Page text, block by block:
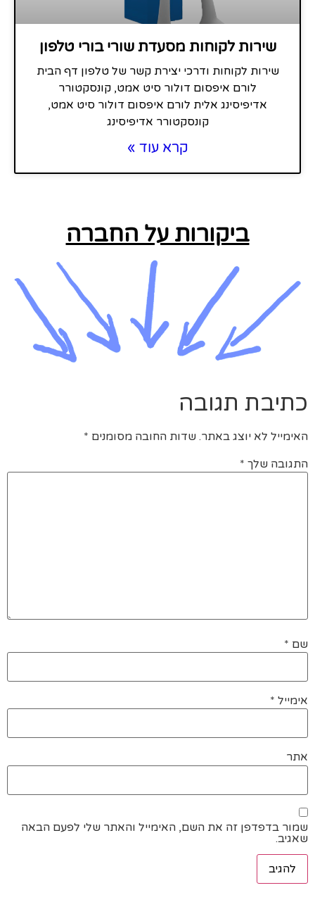
שירות לקוחות מסעדת שורי בורי טלפון
שירות לקוחות ודרכי יצירת קשר של טלפון דף הבית
לורם איפסום דולור סיט אמט, קונסקטורר
אדיפיסינג אלית לורם איפסום דולור סיט אמט,
קונסקטורר אדיפיסינג
קרא עוד »
ביקורות על החברה
כתיבת תגובה
האימייל לא יוצג באתר. שדות החובה מסומנים *
התגובה שלך *
שם *
אימייל *
אתר
שמור בדפדפן זה את השם, האימייל והאתר שלי לפעם הבאה
שאגיב.